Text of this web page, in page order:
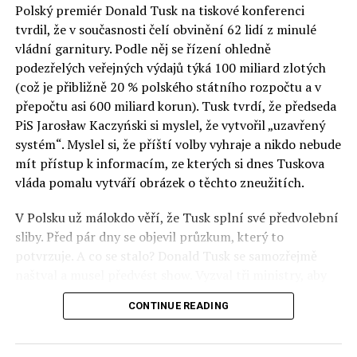
Otázky spojené s vývojem umělé inteligence budou na
fóru AI zvláště diskutovanou oblastí. Fórum AI bude
zahrnovat vyhrazenou tematickou trať skládající se z
panelů, prezentací, workshopů a speciálních akcí.
Budou diskutovány klíčové otázky vlivu umělé
inteligence ve společnosti, ale i v sektoru veřejných a
komerčních služeb. Budou se diskutovat problémy a
výzvy, kterým bude muset trh čelit tváří v tvář zásadním
technologickým změnám. Účastníci fóra také zváží, do
technologií umělé inteligence v mnoha oblastech života
umožní Evropské unii obnovit konkurenceschopnost ve
vztahu ke globálním ekonomikám a nutnosti zajistit
Polský premiér Donald Tusk na tiskové konferenci
tvrdil, že v současnosti čelí obvinění 62 lidí z minulé
vládní garnitury. Podle něj se řízení ohledně
podezřelých veřejných výdajů týká 100 miliard zlotých
(což je přibližně 20 % polského státního rozpočtu a v
přepočtu asi 600 miliard korun). Tusk tvrdí, že předseda
PiS Jarosław Kaczyński si myslel, že vytvořil „uzavřený
systém“. Myslel si, že příští volby vyhraje a nikdo nebude
mít přístup k informacím, ze kterých si dnes Tuskova
vláda pomalu vytváří obrázek o těchto zneužitích.
V Polsku už málokdo věří, že Tusk splní své předvolební
sliby. Před pár dny se objevil průzkum, který to
potvrzuje. A co se stalo? Donald Tusk se samozřejmě
před kamerami podepsali dohodu o stíhání členů PiS, a
ti poslušně ono divadlo předvedli. Andrzej Domański
CONTINUE READING